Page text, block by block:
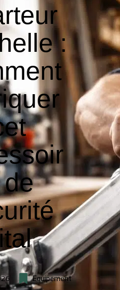
:
Equipement